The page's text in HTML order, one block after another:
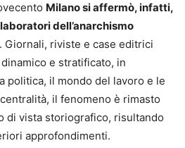
Milano si affermò, infatti,
dell’anarchismo
. Giornali, riviste e case editrici
e stratificato, in
politica, il mondo del lavoro e le
il fenomeno è rimasto
di vista storiografico, risultando
approfondimenti.